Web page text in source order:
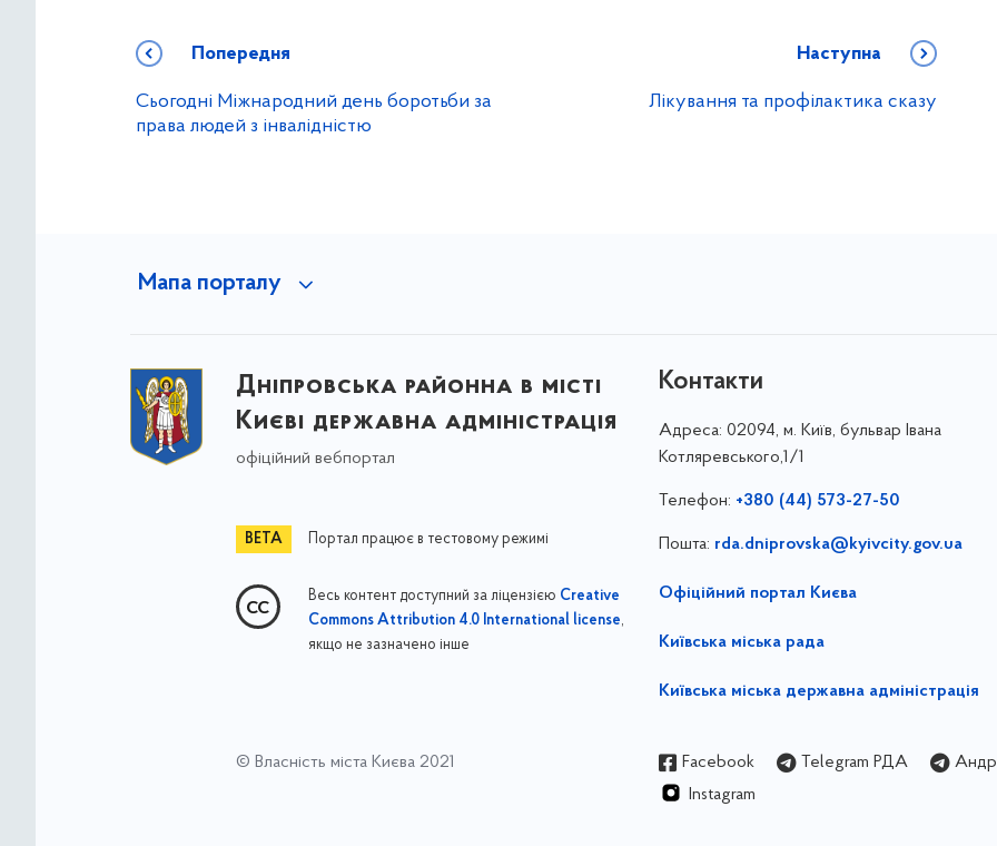
Попередня
Сьогодні Міжнародний день боротьби за
права людей з інвалідністю
Наступна
Лікування та профілактика сказу
Мапа порталу
Дніпровська районна в місті
Києві державна адміністрація
офіційний вебпортал
Портал працює в тестовому режимі
Весь контент доступний за ліцензією Creative
Commons Attribution 4.0 International license,
якщо не зазначено інше
Контакти
Адреса: 02094, м. Київ, бульвар Івана
Котляревського,1/1
Телефон: +380 (44) 573-27-50
Пошта: rda.dniprovska@kyivcity.gov.ua
Офіційний портал Києва
Київська міська рада
Київська міська державна адміністрація
© Власність міста Києва 2021 Facebook Telegram РДА
Instagram